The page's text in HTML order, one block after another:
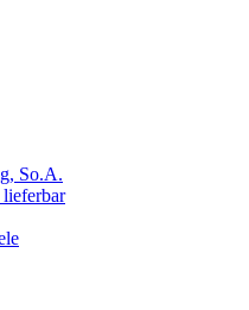
So.A.
lieferbar